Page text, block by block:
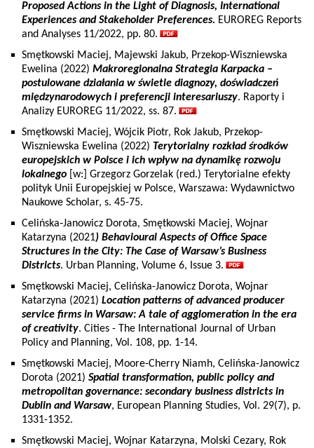
Proposed Actions in the Light of Diagnosis, International
Experiences and Stakeholder Preferences. EUROREG Reports
and Analyses 11/2022, pp. 80.
Smętkowski Maciej, Majewski Jakub, Przekop-Wiszniewska
Ewelina (2022) Makroregionalna Strategia Karpacka –
postulowane działania w świetle diagnozy, doświadczeń
międzynarodowych i preferencji interesariuszy. Raporty i
Analizy EUROREG 11/2022, ss. 87.
Smętkowski Maciej, Wójcik Piotr, Rok Jakub, Przekop-
Wiszniewska Ewelina (2022) Terytorialny rozkład środków
europejskich w Polsce i ich wpływ na dynamikę rozwoju
lokalnego [w:] Grzegorz Gorzelak (red.) Terytorialne efekty
polityk Unii Europejskiej w Polsce, Warszawa: Wydawnictwo
Naukowe Scholar, s. 45-75.
Celińska‐Janowicz Dorota, Smętkowski Maciej, Wojnar
Katarzyna (2021) Behavioural Aspects of Office Space
Structures in the City: The Case of Warsaw’s Business
Districts. Urban Planning, Volume 6, Issue 3.
Smętkowski Maciej, Celińska-Janowicz Dorota, Wojnar
Katarzyna (2021) Location patterns of advanced producer
service firms in Warsaw: A tale of agglomeration in the era
of creativity. Cities - The International Journal of Urban
Policy and Planning, Vol. 108, pp. 1-14.
Smętkowski Maciej, Moore-Cherry Niamh, Celińska-Janowicz
Dorota (2021) Spatial transformation, public policy and
metropolitan governance: secondary business districts in
Dublin and Warsaw, European Planning Studies, Vol. 29(7), p.
1331-1352.
Smętkowski Maciej, Wojnar Katarzyna, Molski Cezary, Rok